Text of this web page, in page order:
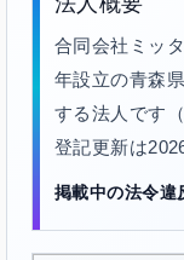
合同会社ミッ
年設立の青森
する法人です
登記更新は
掲載中の法令違